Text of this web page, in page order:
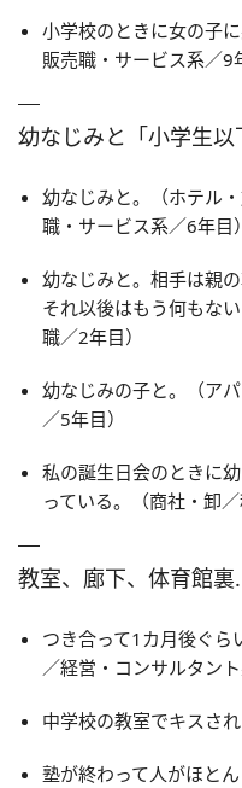
小学校のときに女の子
販売職・サービス系／9
幼なじみと「小学生以
幼なじみと。（ホテル
職・サービス系／6年目）
幼なじみと。相手は親
それ以後はもう何もな
職／2年目）
幼なじみの子と。（ア
／5年目）
私の誕生日会のときに
っている。（商社・卸
教室、廊下、体育館
つき合って1カ月後ぐら
／経営・コンサルタント
中学校の教室でキスさ
塾が終わって人がほと